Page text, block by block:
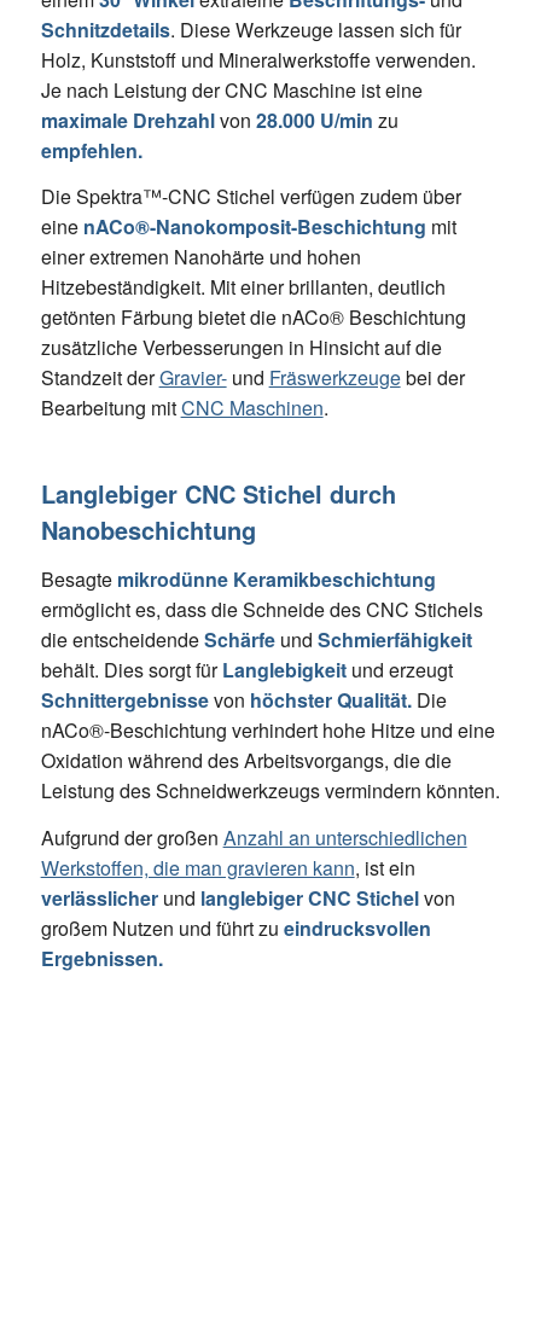
Schnitzdetails. Diese Werkzeuge lassen sich für
Holz, Kunststoff und Mineralwerkstoffe verwenden.
Je nach Leistung der CNC Maschine ist eine
maximale Drehzahlvon 28.000 U/min zu
empfehlen.
Die Spektra™-CNC Stichel verfügen zudem über
eine nACo®-Nanokomposit-Beschichtung mit
einer extremen Nanohärte und hohen
Hitzebeständigkeit. Mit einer brillanten, deutlich
getönten Färbung bietet die nACo® Beschichtung
zusätzliche Verbesserungen in Hinsicht auf die
Standzeit derGravier-und Fräswerkzeugebei der
Bearbeitung mitCNC Maschinen.
Langlebiger CNC Stichel durch
Nanobeschichtung
Besagtemikrodünne Keramikbeschichtung
ermöglicht es, dass die Schneide des CNC Stichels
die entscheidendeSchärfeund Schmierfähigkeit
behält. Dies sorgt fürLanglebigkeitund erzeugt
Schnittergebnissevon höchster Qualität. Die
nACo®-Beschichtung verhindert hohe Hitze und eine
Oxidation während des Arbeitsvorgangs, die die
Leistung des Schneidwerkzeugs vermindern könnten.
Aufgrund der großen Anzahl an unterschiedlichen
Werkstoffen, die man gravieren kann, ist ein
verlässlicherund langlebiger CNC Stichelvon
großem Nutzen und führt zu eindrucksvollen
Ergebnissen.